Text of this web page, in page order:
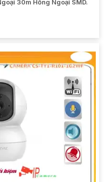
30m Hồng Ngoại SMD.